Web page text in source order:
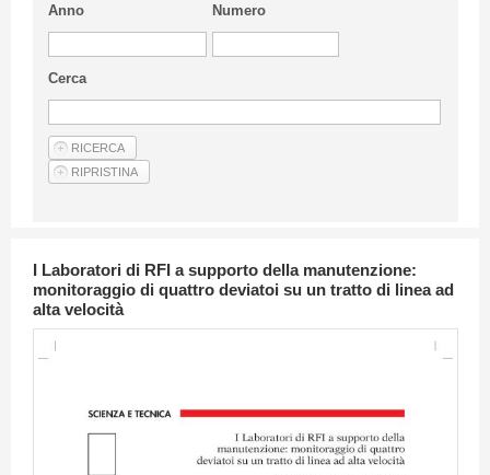
Linee Guida
Privacy Policy
Articoli
Anno Numero
Cerca
I Laboratori di RFI a supporto della manutenzione:
monitoraggio di quattro deviatoi su un tratto di linea ad
alta velocità